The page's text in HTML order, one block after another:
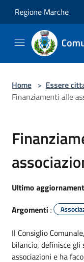
Regione Marche
Home > Essere
Finanziamenti alle
Ultimo
Argomenti :
Il Consiglio
bilancio, definisce
associazioni e ha